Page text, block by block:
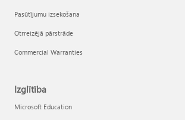
Pasūtījumu izsekošana
Otrreizējā pārstrāde
Commercial Warranties
Izglītība
Microsoft Education